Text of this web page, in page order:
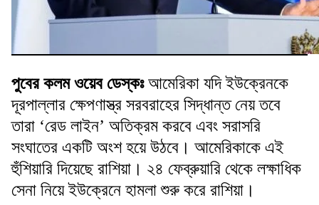
পুবের কলম ওয়েব ডেস্কঃআমেরিকা যদি ইউক্রেনকে
দূরপাল্লার ক্ষেপণাস্ত্র সরবরাহের সিদ্ধান্ত নেয় তবে
তারা ‘রেড লাইন’ অতিক্রম করবে এবং সরাসরি
সংঘাতের একটি অংশ হয়ে উঠবে। আমেরিকাকে এই
হুঁশিয়ারি দিয়েছে রাশিয়া। ২৪ ফেব্রুয়ারি থেকে লক্ষাধিক
সেনা নিয়ে ইউক্রেনে হামলা শুরু করে রাশিয়া।